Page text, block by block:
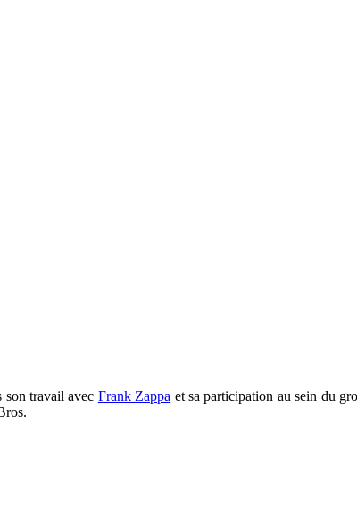
son travail avec Frank Zappa et sa participation au sein du